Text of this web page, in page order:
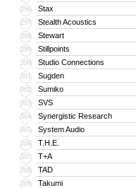
296 Stax
297 Stealth Acoustics
298 Stewart
299 Stillpoints
300 Studio Connections
301 Sugden
302 Sumiko
303 SVS
304 Synergistic Research
305 System Audio
306 T.H.E.
307 T+A
308 TAD
309 Takumi